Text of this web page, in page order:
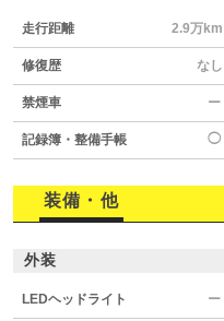
走行距離 2.9万km
修復歴 なし
禁煙車 ー
記録簿・整備手帳 ◯
装備・他
外装
LEDヘッドライト ー